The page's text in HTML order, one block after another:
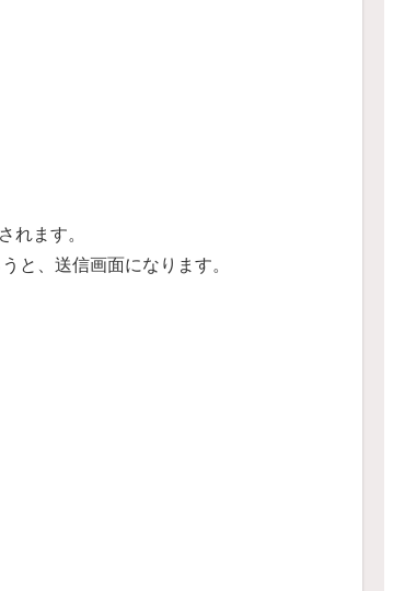
れます。
と、送信画面になります。